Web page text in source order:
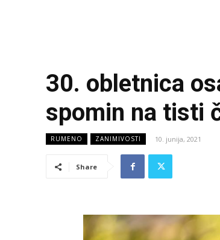
30. obletnica
spomin na tisti
RUMENO ZANIMIVOSTI 10. junija, 2021
Share